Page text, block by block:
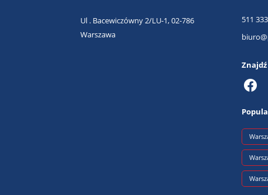
Ul . Bacewiczówny 2/LU-1, 02-786
Warszawa
511